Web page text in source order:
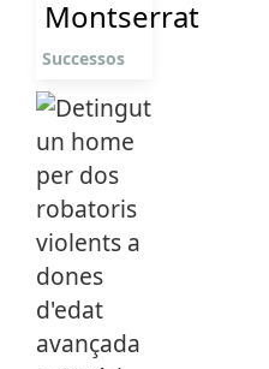
Montserrat
Successos